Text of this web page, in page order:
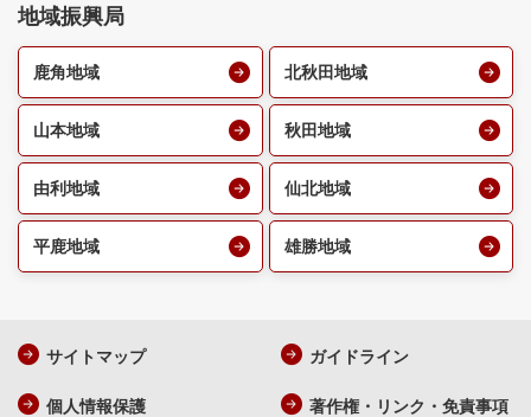
地域振興局
鹿角地域 北秋田地域
山本地域 秋田地域
由利地域 仙北地域
平鹿地域 雄勝地域
サイトマップ ガイドライン
個人情報保護 著作権・リンク・免責事項